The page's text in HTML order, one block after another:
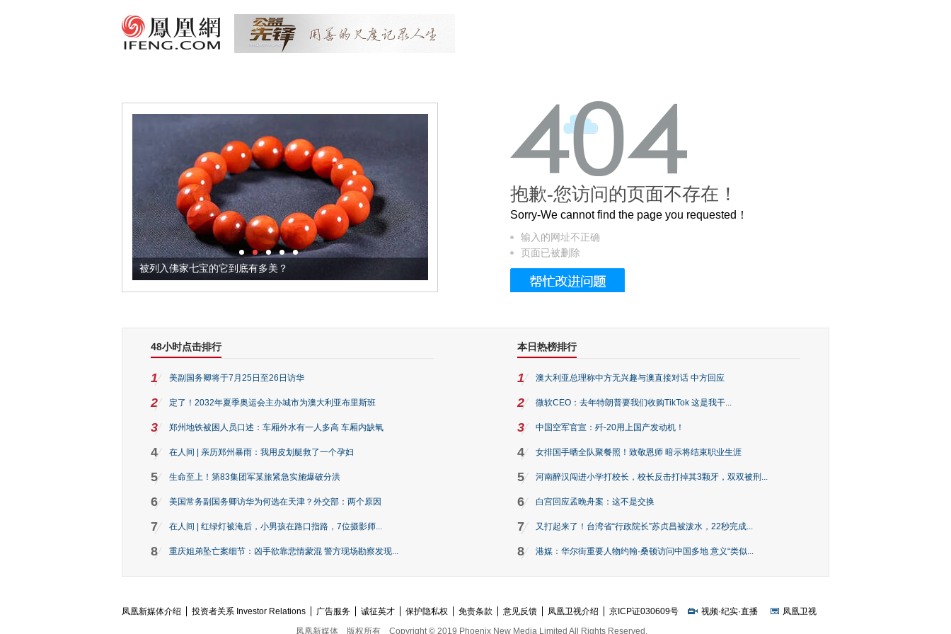
被列入佛家七宝的它到底有多美？ 这个3.2米的长卷，还原了600岁的紫禁城
抱歉-您访问的页面不存在！
Sorry-We cannot find the page you requested！
输入的网址不正确
页面已被删除
48小时点击排行
1 美副国务卿将于7月25日至26日访华
2 定了！2032年夏季奥运会主办城市为澳大利亚布里斯班
3 郑州地铁被困人员口述：车厢外水有一人多高 车厢内缺氧
4 在人间 | 亲历郑州暴雨：我用皮划艇救了一个孕妇
5 生命至上！第83集团军某旅紧急实施爆破分洪
6 美国常务副国务卿访华为何选在天津？外交部：两个原因
7 在人间 | 红绿灯被淹后，小男孩在路口指路，7位摄影师...
8 重庆姐弟坠亡案细节：凶手欲靠悲情蒙混 警方现场勘察发现...
本日热榜排行
1 澳大利亚总理称中方无兴趣与澳直接对话 中方回应
2 微软CEO：去年特朗普要我们收购TikTok 这是我干...
3 中国空军官宣：歼-20用上国产发动机！
4 女排国手晒全队聚餐照！致敬恩师 暗示将结束职业生涯
5 河南醉汉闯进小学打校长，校长反击打掉其3颗牙，双双被刑...
6 白宫回应孟晚舟案：这不是交换
7 又打起来了！台湾省“行政院长”苏贞昌被泼水，22秒完成...
8 港媒：华尔街重要人物约翰·桑顿访问中国多地 意义“类似...
凤凰新媒体介绍 投资者关系 Investor Relations 广告服务 诚征英才 保护隐私权 免责条款 意见反馈 凤凰卫视介绍 京ICP证030609号 视频·纪实·直播
凤凰卫视
凤凰新媒体
版权所有 Copyright © 2019 Phoenix New Media Limited All Rights Reserved.